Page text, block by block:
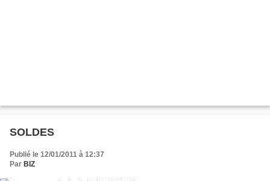
SOLDES
Publié le 12/01/2011 à 12:37
Par BIZ